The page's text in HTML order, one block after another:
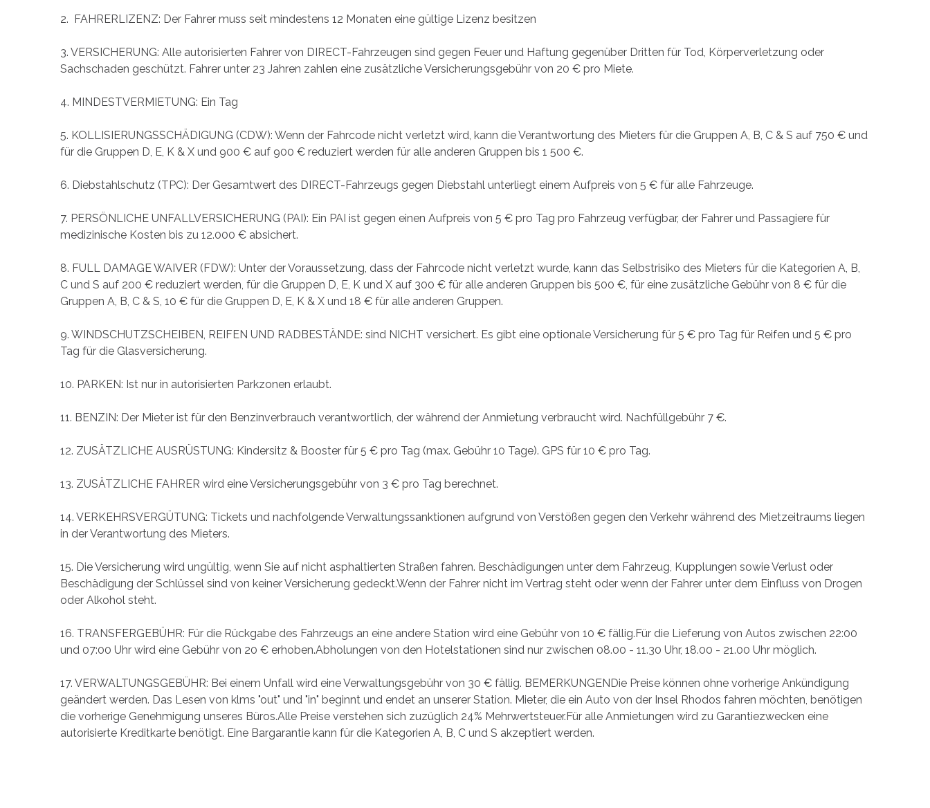
2. FAHRERLIZENZ: Der Fahrer muss seit mindestens 12 Monaten eine gültige Lizenz besitzen
3. VERSICHERUNG: Alle autorisierten Fahrer von DIRECT-Fahrzeugen sind gegen Feuer und Haftung gegenüber Dritten für Tod, Körperverletzung oder
Sachschaden geschützt. Fahrer unter 23 Jahren zahlen eine zusätzliche Versicherungsgebühr von 20 € pro Miete.
4. MINDESTVERMIETUNG: Ein Tag
5. KOLLISIERUNGSSCHÄDIGUNG (CDW): Wenn der Fahrcode nicht verletzt wird, kann die Verantwortung des Mieters für die Gruppen A, B, C & S auf 750 € und
für die Gruppen D, E, K & X und 900 € auf 900 € reduziert werden für alle anderen Gruppen bis 1 500 €.
6. Diebstahlschutz (TPC): Der Gesamtwert des DIRECT-Fahrzeugs gegen Diebstahl unterliegt einem Aufpreis von 5 € für alle Fahrzeuge.
7. PERSÖNLICHE UNFALLVERSICHERUNG (PAI): Ein PAI ist gegen einen Aufpreis von 5 € pro Tag pro Fahrzeug verfügbar, der Fahrer und Passagiere für
medizinische Kosten bis zu 12.000 € absichert.
8. FULL DAMAGE WAIVER (FDW): Unter der Voraussetzung, dass der Fahrcode nicht verletzt wurde, kann das Selbstrisiko des Mieters für die Kategorien A, B,
C und S auf 200 € reduziert werden, für die Gruppen D, E, K und X auf 300 € für alle anderen Gruppen bis 500 €, für eine zusätzliche Gebühr von 8 € für die
Gruppen A, B, C & S, 10 € für die Gruppen D, E, K & X und 18 € für alle anderen Gruppen.
9. WINDSCHUTZSCHEIBEN, REIFEN UND RADBESTÄNDE: sind NICHT versichert. Es gibt eine optionale Versicherung für 5 € pro Tag für Reifen und 5 € pro
Tag für die Glasversicherung.
10. PARKEN: Ist nur in autorisierten Parkzonen erlaubt.
11. BENZIN: Der Mieter ist für den Benzinverbrauch verantwortlich, der während der Anmietung verbraucht wird. Nachfüllgebühr 7 €.
12. ZUSÄTZLICHE AUSRÜSTUNG: Kindersitz & Booster für 5 € pro Tag (max. Gebühr 10 Tage). GPS für 10 € pro Tag.
13. ZUSÄTZLICHE FAHRER wird eine Versicherungsgebühr von 3 € pro Tag berechnet.
14. VERKEHRSVERGÜTUNG: Tickets und nachfolgende Verwaltungssanktionen aufgrund von Verstößen gegen den Verkehr während des Mietzeitraums liegen
in der Verantwortung des Mieters.
15. Die Versicherung wird ungültig, wenn Sie auf nicht asphaltierten Straßen fahren. Beschädigungen unter dem Fahrzeug, Kupplungen sowie Verlust oder
Beschädigung der Schlüssel sind von keiner Versicherung gedeckt.Wenn der Fahrer nicht im Vertrag steht oder wenn der Fahrer unter dem Einfluss von Drogen
oder Alkohol steht.
16. TRANSFERGEBÜHR: Für die Rückgabe des Fahrzeugs an eine andere Station wird eine Gebühr von 10 € fällig.Für die Lieferung von Autos zwischen 22:00
und 07:00 Uhr wird eine Gebühr von 20 € erhoben.Abholungen von den Hotelstationen sind nur zwischen 08.00 - 11.30 Uhr, 18.00 - 21.00 Uhr möglich.
17. VERWALTUNGSGEBÜHR: Bei einem Unfall wird eine Verwaltungsgebühr von 30 € fällig. BEMERKUNGENDie Preise können ohne vorherige Ankündigung
geändert werden. Das Lesen von klms "out" und "in" beginnt und endet an unserer Station. Mieter, die ein Auto von der Insel Rhodos fahren möchten, benötigen
die vorherige Genehmigung unseres Büros.Alle Preise verstehen sich zuzüglich 24% Mehrwertsteuer.Für alle Anmietungen wird zu Garantiezwecken eine
autorisierte Kreditkarte benötigt. Eine Bargarantie kann für die Kategorien A, B, C und S akzeptiert werden.